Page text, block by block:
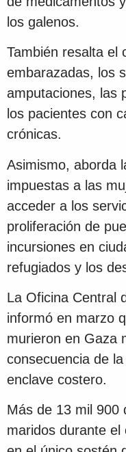
los galenos.
También resalta el
embarazadas, los
amputaciones, las
los pacientes con
crónicas.
Asimismo, aborda
impuestas a las
acceder a los
proliferación de
incursiones en
refugiados y los
La Oficina Central
informó en marzo
murieron en Gaza
consecuencia de
enclave costero.
Más de 13 mil 900
maridos durante el